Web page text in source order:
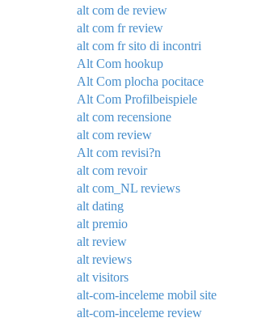
alt com de review
alt com fr review
alt com fr sito di incontri
Alt Com hookup
Alt Com plocha pocitace
Alt Com Profilbeispiele
alt com recensione
alt com review
Alt com revisi?n
alt com revoir
alt com_NL reviews
alt dating
alt premio
alt review
alt reviews
alt visitors
alt-com-inceleme mobil site
alt-com-inceleme review